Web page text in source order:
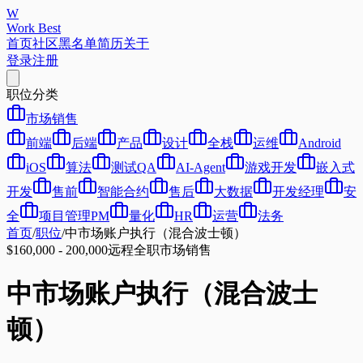
W
Work Best
首页社区黑名单简历关于
登录注册
职位分类
市场销售
前端
后端 产品 设计 全栈 运维
Android
iOS
算法 测试QA AI-Agent 游戏开发
嵌入式
开发
售前 智能合约 售后 大数据 开发经理
安
全
项目管理PM 量化 HR 运营
法务
首页/职位/中市场账户执行（混合波士顿）
$160,000 - 200,000远程全职市场销售
中市场账户执行（混合波士
顿）